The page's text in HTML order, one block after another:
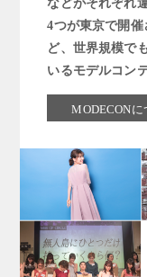
などがそれぞれ
4つが東京で開
ど、世界規模で
いるモデルコン
MODECONに